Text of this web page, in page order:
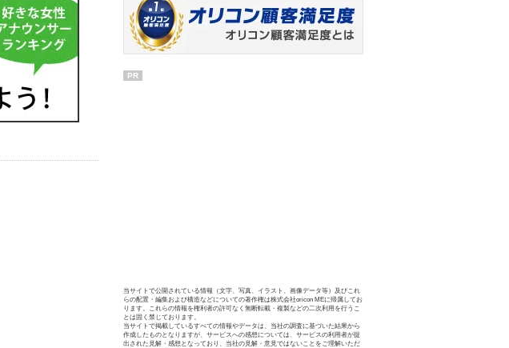
PR
当サイトで公開されている情報（文字、写真、イラスト、画像データ等）及びこれ
らの配置・編集および構造などについての著作権は株式会社oricon MEに帰属してお
ります。これらの情報を権利者の許可なく無断転載・複製などの二次利用を行うこ
とは固く禁じております。
当サイトで掲載しているすべての情報やデータは、当社の調査に基づいた結果から
作成したものとなりますが、サービスへの感想については、サービスの利用者が提
出された見解・感想となっており、当社の見解・意見ではないことをご理解いただ